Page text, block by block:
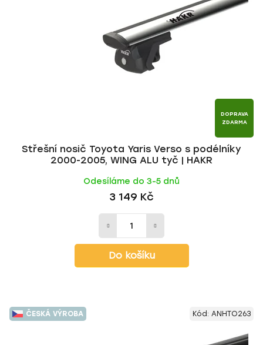
DOPRAVA
ZDARMA
Střešní nosič Toyota Yaris Verso s podélníky
2000-2005, WING ALU tyč | HAKR
Odesíláme do 3-5 dnů
3 149 Kč
Do košíku
ČESKÁ VÝROBA Kód: ANHTO263